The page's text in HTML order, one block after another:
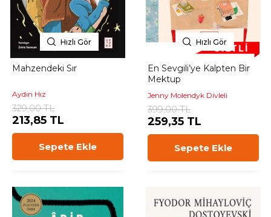
Hızlı Gör
Mahzendeki Sır
Aydın Hız
329,00 TL
213,85 TL
Sepete Ekle
Hızlı Gör
En Sevgili’ye Kalpten Bir
Mektup
Jenny Molendyk Divleli
399,00 TL
259,35 TL
Sepete Ekle